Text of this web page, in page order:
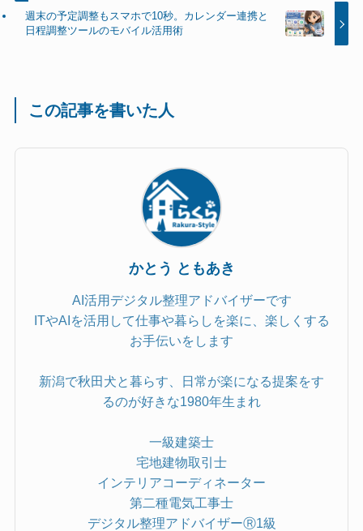
週末の予定調整もスマホで10秒。カレンダー連携と
日程調整ツールのモバイル活用術
この記事を書いた人
かとう ともあき
AI活用デジタル整理アドバイザーです
ITやAIを活用して仕事や暮らしを楽に、楽しくする
お手伝いをします
新潟で秋田犬と暮らす、日常が楽になる提案をす
るのが好きな1980年生まれ
一級建築士
宅地建物取引士
インテリアコーディネーター
第二種電気工事士
デジタル整理アドバイザーⓇ1級